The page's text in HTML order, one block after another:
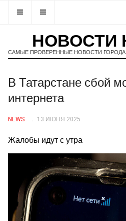
НОВОСТИ
САМЫЕ ПРОВЕРЕННЫЕ НОВОСТИ ГОРОДА
В Татарстане сбой
интернета
NEWS 13 ИЮНЯ 2025
Жалобы идут с утра